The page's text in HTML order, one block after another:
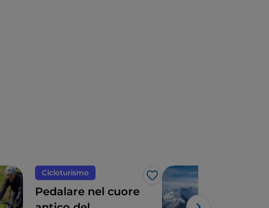
Cicloturismo
Like
Pedalare nel cuore